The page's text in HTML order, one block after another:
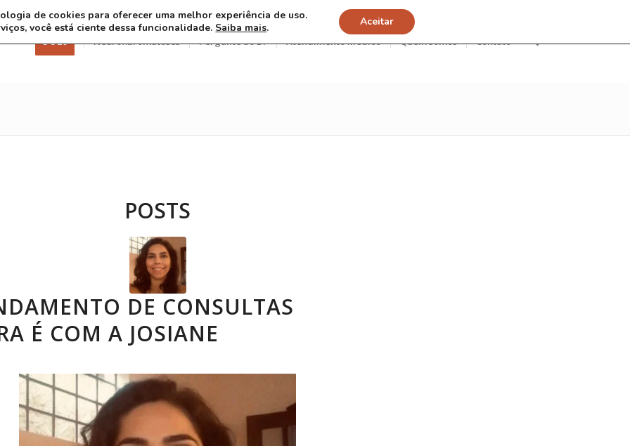
3 8 26 Neurofibromatoses Pergunte ao Dr Atendimento Médico Quem somos Contato
POSTS
DE CONSULTAS
É COM A JOSIANE
de cookies para oferecer uma melhor experiência de uso.
você está ciente dessa funcionalidade. Saiba mais. Aceitar